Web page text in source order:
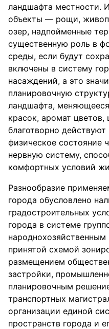
ландшафта местности.
объекты — рощи,
озер, надпойменные
существенную роль в
среды, если будут
включены в систему
насаждений, а это
планировочную
ландшафта,
красок, аромат цветов,
благотворно
физическое состояние
нервную систему,
комфортных условий
Разнообразие
города обусловлено
градостроительных
города в системе
принятой схемой
размещением
застройки,
планировочным
транспортных
организации единой
пространств города и